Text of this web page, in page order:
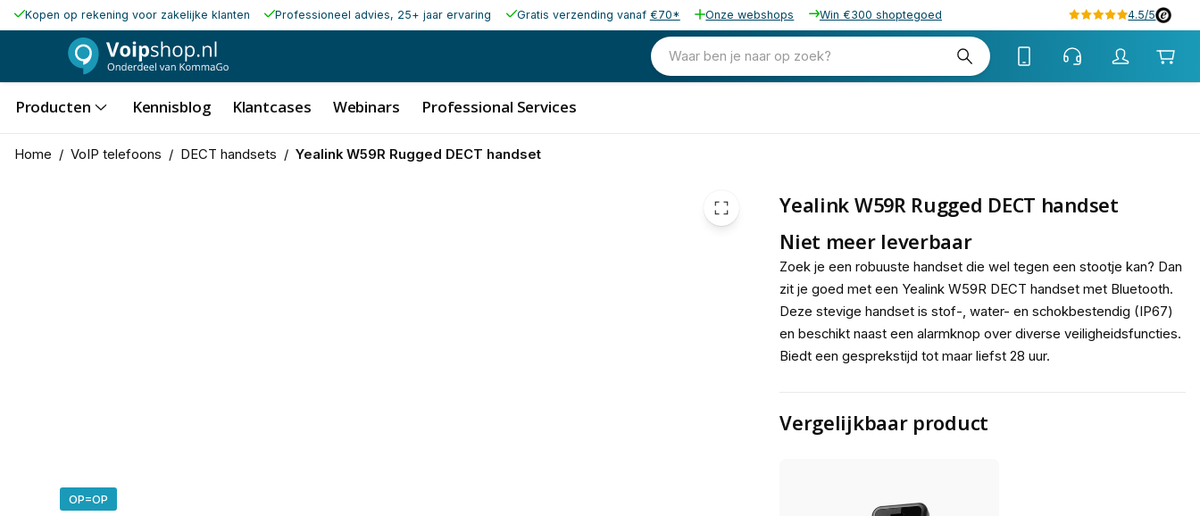
Kopen op rekening voor zakelijke klanten Professioneel advies, 25+ jaar ervaring Gratis verzending vanaf €70* Onze webshops Win €300 shoptegoed 4.5/5
Waar ben je naar op zoek?
Producten Kennisblog Klantcases Webinars Professional Services
Home / VoIP telefoons / DECT handsets / Yealink W59R Rugged DECT handset
OP=OP
Yealink W59R Rugged DECT handset
Niet meer leverbaar
Zoek je een robuuste handset die wel tegen een stootje kan? Dan
zit je goed met een Yealink W59R DECT handset met Bluetooth.
Deze stevige handset is stof-, water- en schokbestendig (IP67)
en beschikt naast een alarmknop over diverse veiligheidsfuncties.
Biedt een gesprekstijd tot maar liefst 28 uur.
Vergelijkbaar product